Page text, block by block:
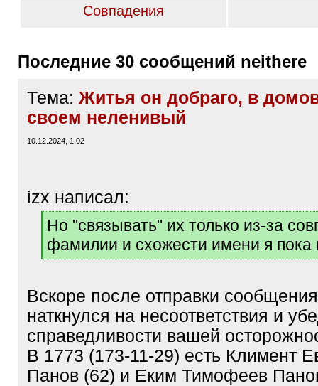
Совпадения
Последние 30 сообщений neithere
Тема: Житья он добраго, в
своем неленивый
10.12.2024, 1:02
izx написал:
[
q
]
Но "связывать" их только из-за
фамилии и схожести имени я пока
[
]
Вскоре после отправки
наткнулся на несоответствия и
справедливости вашей
В 1773 (173-11-29) есть Климент
Панов (62) и Еким Тимофеев